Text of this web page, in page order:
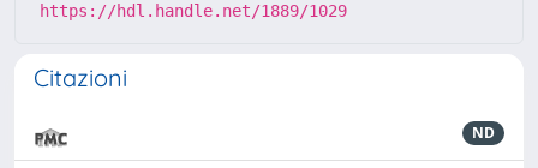
https://hdl.handle.net/1889/1029
Citazioni
ND